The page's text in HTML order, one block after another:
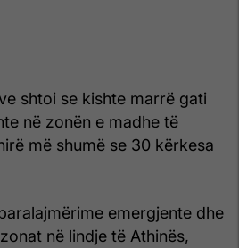
shtoi se kishte marrë gati
në zonën e madhe të
më shumë se 30 kërkesa
emergjente dhe
në lindje të Athinës,